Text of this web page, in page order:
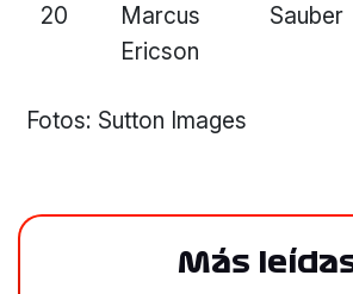
20
Marcus
Ericson
Sauber
Fotos: Sutton Images
Más